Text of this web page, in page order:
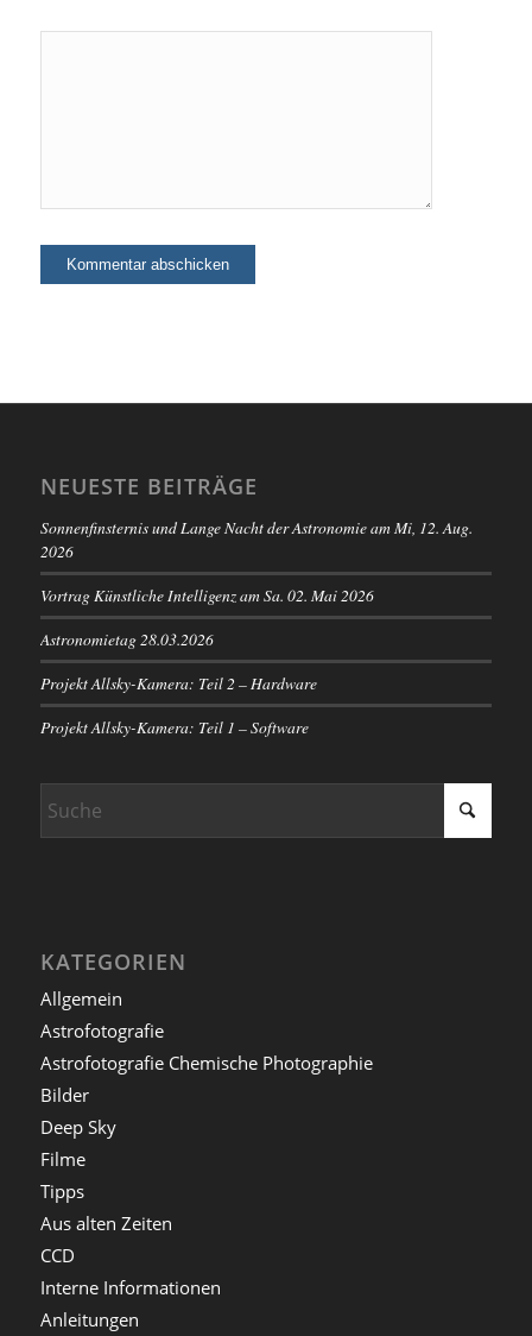
NEUESTE BEITRÄGE
Sonnenfinsternis und Lange Nacht der Astronomie am Mi, 12. Aug.
2026
Vortrag Künstliche Intelligenz am Sa. 02. Mai 2026
Astronomietag 28.03.2026
Projekt Allsky-Kamera: Teil 2 – Hardware
Projekt Allsky-Kamera: Teil 1 – Software
KATEGORIEN
Allgemein
Astrofotografie
Astrofotografie Chemische Photographie
Bilder
Deep Sky
Filme
Tipps
Aus alten Zeiten
CCD
Interne Informationen
Anleitungen